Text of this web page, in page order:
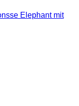
Elephant mit